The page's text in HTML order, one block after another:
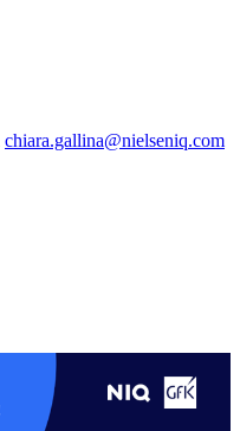
chiara.gallina@nielseniq.com